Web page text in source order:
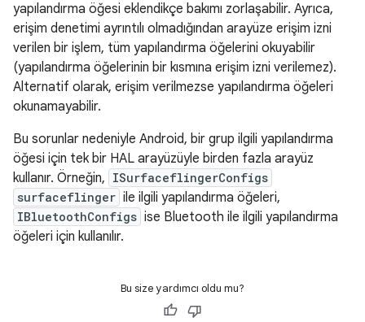
yapılandırma öğesi eklendikçe bakımı zorlaşabilir. Ayrıca,
erişim denetimi ayrıntılı olmadığından arayüze erişim izni
verilen bir işlem, tüm yapılandırma öğelerini okuyabilir
(yapılandırma öğelerinin bir kısmına erişim izni verilemez).
Alternatif olarak, erişim verilmezse yapılandırma öğeleri
okunamayabilir.
Bu sorunlar nedeniyle Android, bir grup ilgili yapılandırma
öğesi için tek bir HAL arayüzüyle birden fazla arayüz
kullanır. Örneğin, ISurfaceflingerConfigs
surfaceflinger ile ilgili yapılandırma öğeleri,
IBluetoothConfigs ise Bluetooth ile ilgili yapılandırma
öğeleri için kullanılır.
Bu size yardımcı oldu mu?